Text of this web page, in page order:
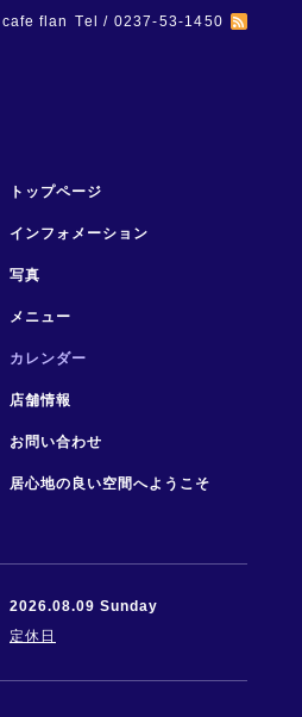
cafe flan Tel / 0237-53-1450
トップページ
インフォメーション
写真
メニュー
カレンダー
店舗情報
お問い合わせ
居心地の良い空間へようこそ
2026.08.09 Sunday
定休日